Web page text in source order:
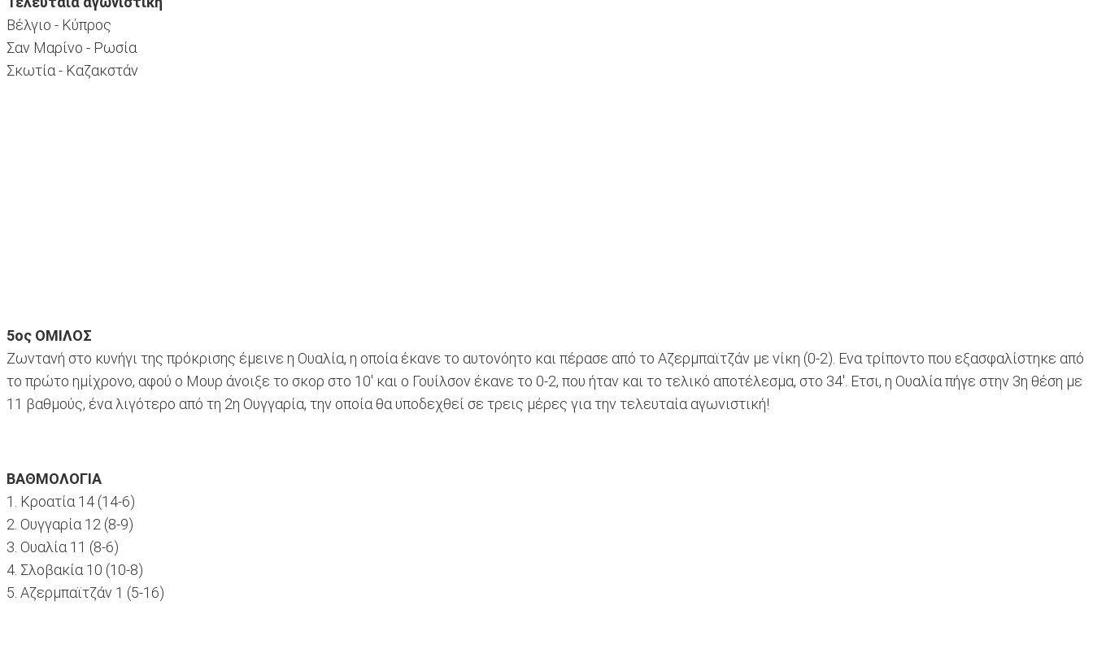
Βέλγιο - Κύπρος
Σαν Μαρίνο - Ρωσία
Σκωτία - Καζακστάν
5ος ΟΜΙΛΟΣ
Ζωντανή στο κυνήγι της πρόκρισης έμεινε η Ουαλία, η οποία έκανε το αυτονόητο και πέρασε από το Αζερμπαϊτζάν με νίκη (0-2). Ενα τρίποντο που εξασφαλίστηκε από
το πρώτο ημίχρονο, αφού ο Μουρ άνοιξε το σκορ στο 10' και ο Γουίλσον έκανε το 0-2, που ήταν και το τελικό αποτέλεσμα, στο 34'. Ετσι, η Ουαλία πήγε στην 3η θέση με
11 βαθμούς, ένα λιγότερο από τη 2η Ουγγαρία, την οποία θα υποδεχθεί σε τρεις μέρες για την τελευταία αγωνιστική!
ΒΑΘΜΟΛΟΓΙΑ
1. Κροατία 14 (14-6)
2. Ουγγαρία 12 (8-9)
3. Ουαλία 11 (8-6)
4. Σλοβακία 10 (10-8)
5. Αζερμπαϊτζάν 1 (5-16)